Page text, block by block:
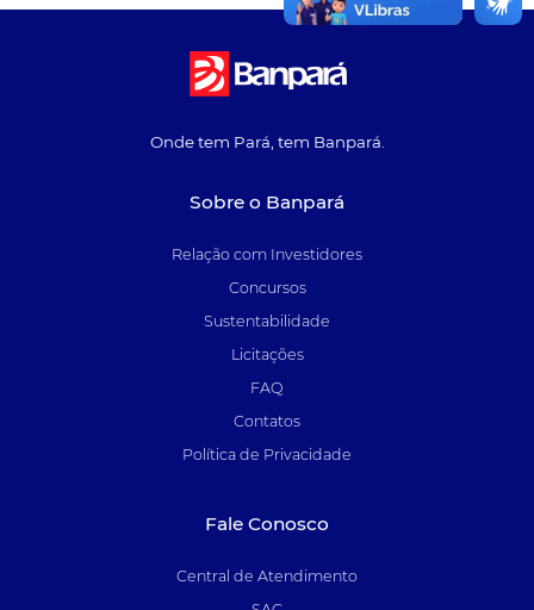
Onde tem Pará, tem Banpará.
Sobre o Banpará
Relação com Investidores
Concursos
Sustentabilidade
Licitações
FAQ
Contatos
Política de Privacidade
Fale Conosco
Central de Atendimento